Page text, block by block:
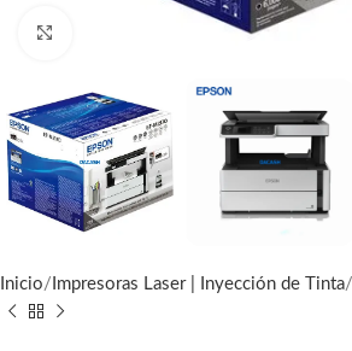
Inicio Impresoras Laser | Inyección de Tinta